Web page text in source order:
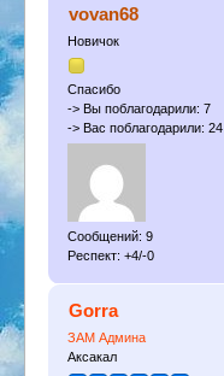
vovan68
Новичок
Спасибо
-> Вы поблагодарили: 7
-> Вас поблагодарили: 24
Сообщений: 9
Респект: +4/-0
Gorra
ЗАМ Админа
Аксакал